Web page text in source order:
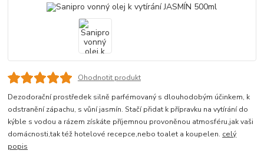
Ohodnotit produkt
Dezodorační prostředek silně parfémovaný s dlouhodobým účinkem, k
odstranění zápachu, s vůní jasmín. Stačí přidat k přípravku na vytírání do
kýble s vodou a rázem získáte příjemnou provoněnou atmosféru,jak vaši
domácnosti,tak též hotelové recepce,nebo toalet a koupelen. celý
popis